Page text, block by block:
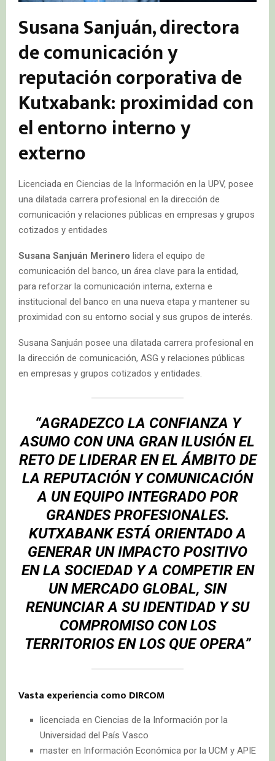
Susana Sanjuán, directora
de comunicación y
reputación corporativa de
Kutxabank: proximidad con
el entorno interno y
externo
Licenciada en Ciencias de la Información en la UPV, posee
una dilatada carrera profesional en la dirección de
comunicación y relaciones públicas en empresas y grupos
cotizados y entidades
Susana Sanjuán Merinero lidera el equipo de
comunicación del banco, un área clave para la entidad,
para reforzar la comunicación interna, externa e
institucional del banco en una nueva etapa y mantener su
proximidad con su entorno social y sus grupos de interés.
Susana Sanjuán posee una dilatada carrera profesional en
la dirección de comunicación, ASG y relaciones públicas
en empresas y grupos cotizados y entidades.
“AGRADEZCO LA CONFIANZA Y
ASUMO CON UNA GRAN ILUSIÓN EL
RETO DE LIDERAR EN EL ÁMBITO DE
LA REPUTACIÓN Y COMUNICACIÓN
A UN EQUIPO INTEGRADO POR
GRANDES PROFESIONALES.
KUTXABANKESTÁ ORIENTADO A
GENERAR UN IMPACTO POSITIVO
EN LA SOCIEDAD Y A COMPETIR EN
UN MERCADO GLOBAL, SIN
RENUNCIAR A SU IDENTIDAD Y SU
COMPROMISO CON LOS
TERRITORIOS EN LOS QUE OPERA”
Vasta experiencia como DIRCOM
licenciada en Ciencias de la Información por la
Universidad del País Vasco
master en Información Económica por la UCM y APIE